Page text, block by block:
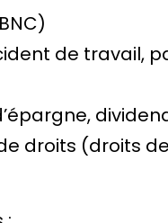
de travail,
droits (droits